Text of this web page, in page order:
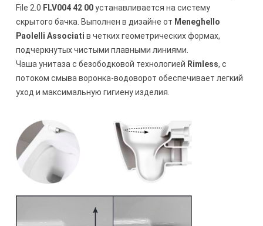
File 2.0 FLV004 42 00устанавливается на систему
скрытого бачка. Выполнен в дизайне от Meneghello
Paolelli Associati в четких геометрических формах,
подчеркнутых чистыми плавными линиями.
Чаша унитаза с безободковой технологией Rimless, с
потоком смыва воронка-водоворот обеспечивает легкий
уход и максимальную гигиену изделия.